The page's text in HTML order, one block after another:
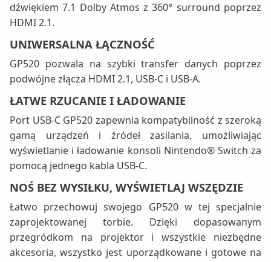
dźwiękiem 7.1 Dolby Atmos z 360° surround poprzez
HDMI 2.1.
UNIWERSALNA ŁĄCZNOŚĆ
GP520 pozwala na szybki transfer danych poprzez
podwójne złącza HDMI 2.1, USB-C i USB-A.
ŁATWE RZUCANIE I ŁADOWANIE
Port USB-C GP520 zapewnia kompatybilność z szeroką
gamą urządzeń i źródeł zasilania, umożliwiając
wyświetlanie i ładowanie konsoli Nintendo® Switch za
pomocą jednego kabla USB-C.
NOŚ BEZ WYSIŁKU, WYŚWIETLAJ WSZĘDZIE
Łatwo przechowuj swojego GP520 w tej specjalnie
zaprojektowanej torbie. Dzięki dopasowanym
przegródkom na projektor i wszystkie niezbędne
akcesoria, wszystko jest uporządkowane i gotowe na